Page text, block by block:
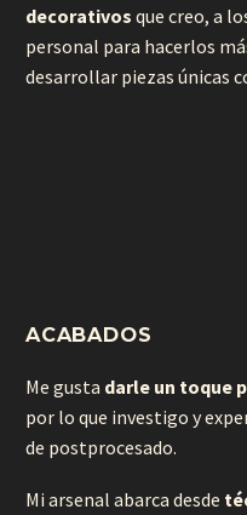
decorativos que creo, a
personal para hacerlos
desarrollar piezas únicas
ACABADOS
Me gusta darle un toque
por lo que investigo y
de postprocesado.
Mi arsenal abarca desde